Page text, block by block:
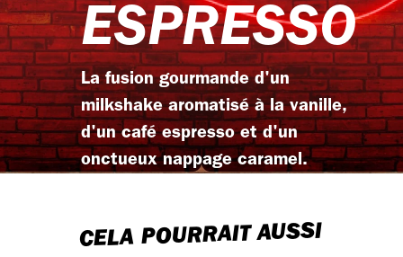
ESPRESSO
La fusion gourmande d'un
milkshake aromatisé à la vanille,
d'un café espresso et d'un
onctueux nappage caramel.
CELA POURRAIT AUSSI